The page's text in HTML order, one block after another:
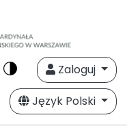
Zaloguj
Język Polski